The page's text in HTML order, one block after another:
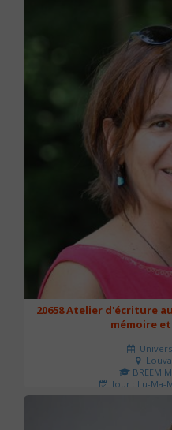
20658 Atelier d'écriture
mémoire
BREEM
Jour : Lu-Ma-
Nombre